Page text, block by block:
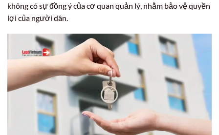
không có sự đồng ý của cơ quan quản lý, nhằm bảo vệ quyền
lợi của người dân.